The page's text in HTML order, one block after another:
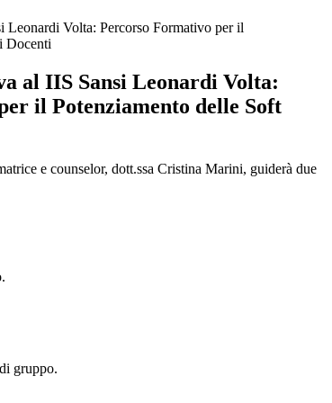
Leonardi Volta: Percorso Formativo per il
Docenti
al IIS Sansi Leonardi Volta:
il Potenziamento delle Soft
e counselor, dott.ssa Cristina Marini, guiderà due
gruppo.